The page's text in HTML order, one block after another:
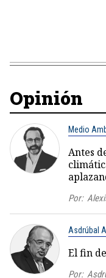
Opinión
Medio
Antes
Por:
Asdrúbal
El fin
Por: